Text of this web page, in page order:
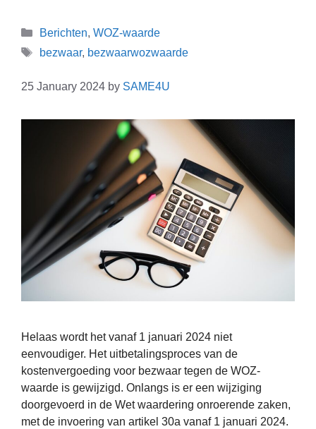
Berichten, WOZ-waarde
bezwaar, bezwaarwozwaarde
25 January 2024 by SAME4U
Helaas wordt het vanaf 1 januari 2024 niet
eenvoudiger. Het uitbetalingsproces van de
kostenvergoeding voor bezwaar tegen de WOZ-
waarde is gewijzigd. Onlangs is er een wijziging
doorgevoerd in de Wet waardering onroerende zaken,
met de invoering van artikel 30a vanaf 1 januari 2024.